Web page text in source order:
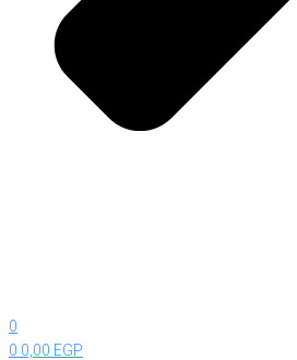
0
0,00 EGP
0